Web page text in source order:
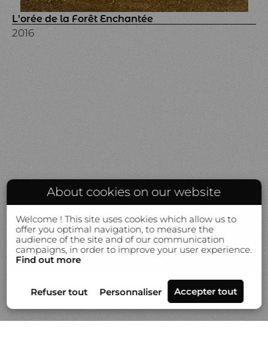
L'orée de la Forêt Enchantée
2016
About cookies on our website
Welcome ! This site uses cookies which allow us to
offer you optimal navigation, to measure the
audience of the site and of our communication
campaigns, in order to improve your user experience.
Find out more